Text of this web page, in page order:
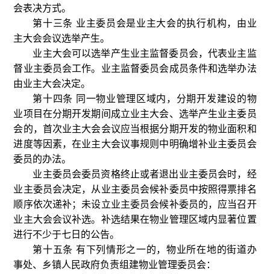
会表决方式。
第十三条 业主委员会是业主大会的执行机构，由业
主大会会议选举产生。
业主大会可以选举产生业主监督委员会，代表业主监
督业主委员会工作。业主监督委员会成员条件和选举办法
由业主大会决定。
第十四条 同一物业管理区域内，分期开发建设的物
业项目在分期开发期间成立业主大会、选举产生业主委员
会的，首次业主大会会议应当根据分期开发的物业面积和
进度等因素，在业主大会议事规则中明确增补业主委员会
委员的办法。
业主委员会委员资格终止或者退出业主委员会时，经
业主委员会决定，从业主委员会候补委员中按照得票排名
顺序依次递补；未设立业主委员会候补委员的，应当召开
业主大会会议补选。补选结果在物业管理区域内显著位置
进行不少于七日的公告。
第十五条 有下列情形之一的，物业所在地的街道办
事处、乡镇人民政府负责组建物业管理委员会：